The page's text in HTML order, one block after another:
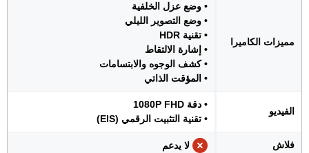
مميزات الكاميرا
• وضع عزل الخلفية
• وضع التصوير الليلي
• تقنية HDR
• إشارة الالتقاط
• كشف الوجوه والابتسامات
• المؤقت الذاتي
الفيديو
• دقة 1080P FHD
• تقنية التثبيت الرقمي (EIS)
فلاش لا يدعم